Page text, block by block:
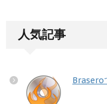
人気記事
Brasero